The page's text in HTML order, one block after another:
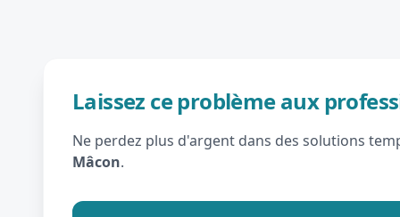
Laissez ce problème aux
Ne perdez plus d'argent dans des solutions
Mâcon.